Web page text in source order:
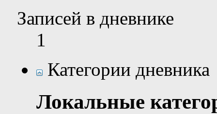
Записей в дневнике
1
Категории дневника
Локальные